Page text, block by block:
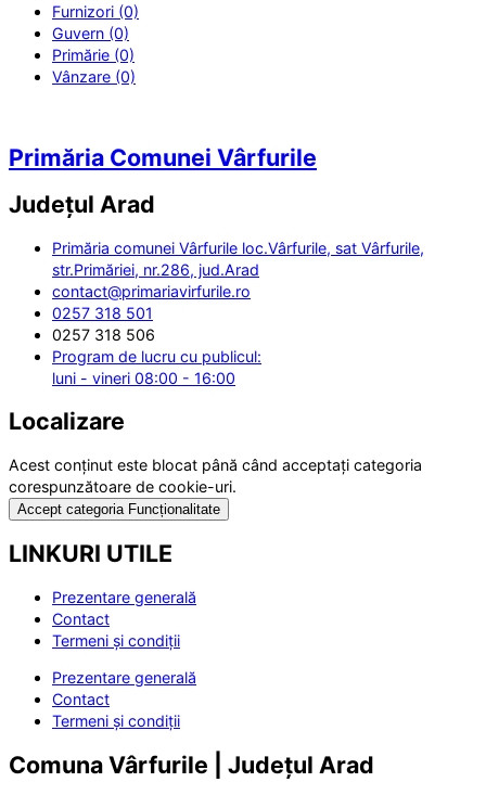
Furnizori (0)
Guvern (0)
Primărie (0)
Vânzare (0)
Primăria Comunei Vârfurile
Județul Arad
Primăria comunei Vârfurile loc.Vârfurile, sat Vârfurile,
str.Primăriei, nr.286, jud.Arad
contact@primariavirfurile.ro
0257 318 501
0257 318 506
Program de lucru cu publicul:
luni - vineri 08:00 - 16:00
Localizare
Acest conținut este blocat până când acceptați categoria
corespunzătoare de cookie-uri.
Accept categoria Funcționalitate
LINKURI UTILE
Prezentare generală
Contact
Termeni și condiții
Prezentare generală
Contact
Termeni și condiții
Comuna Vârfurile | Județul Arad